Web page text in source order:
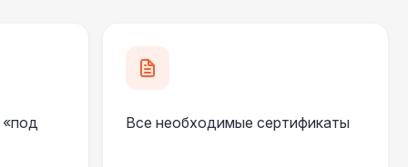
«под
Все необходимые сертификаты